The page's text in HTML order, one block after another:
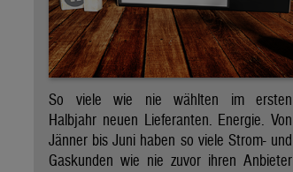
So viele wie nie wählten im ersten
Halbjahr neuen Lieferanten. Energie. Von
Jänner bis Juni haben so viele Strom- und
Gaskunden wie nie zuvor ihren Anbieter